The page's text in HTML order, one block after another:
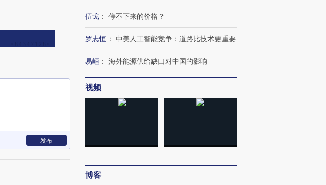
发布
伍戈 ： 停不下来的价格？
罗志恒 ： 中美人工智能竞争：道路比技术更重要
易峘 ： 海外能源供给缺口对中国的影响
视频
博客